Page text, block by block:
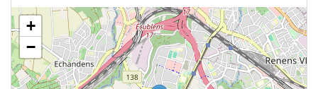
+
−